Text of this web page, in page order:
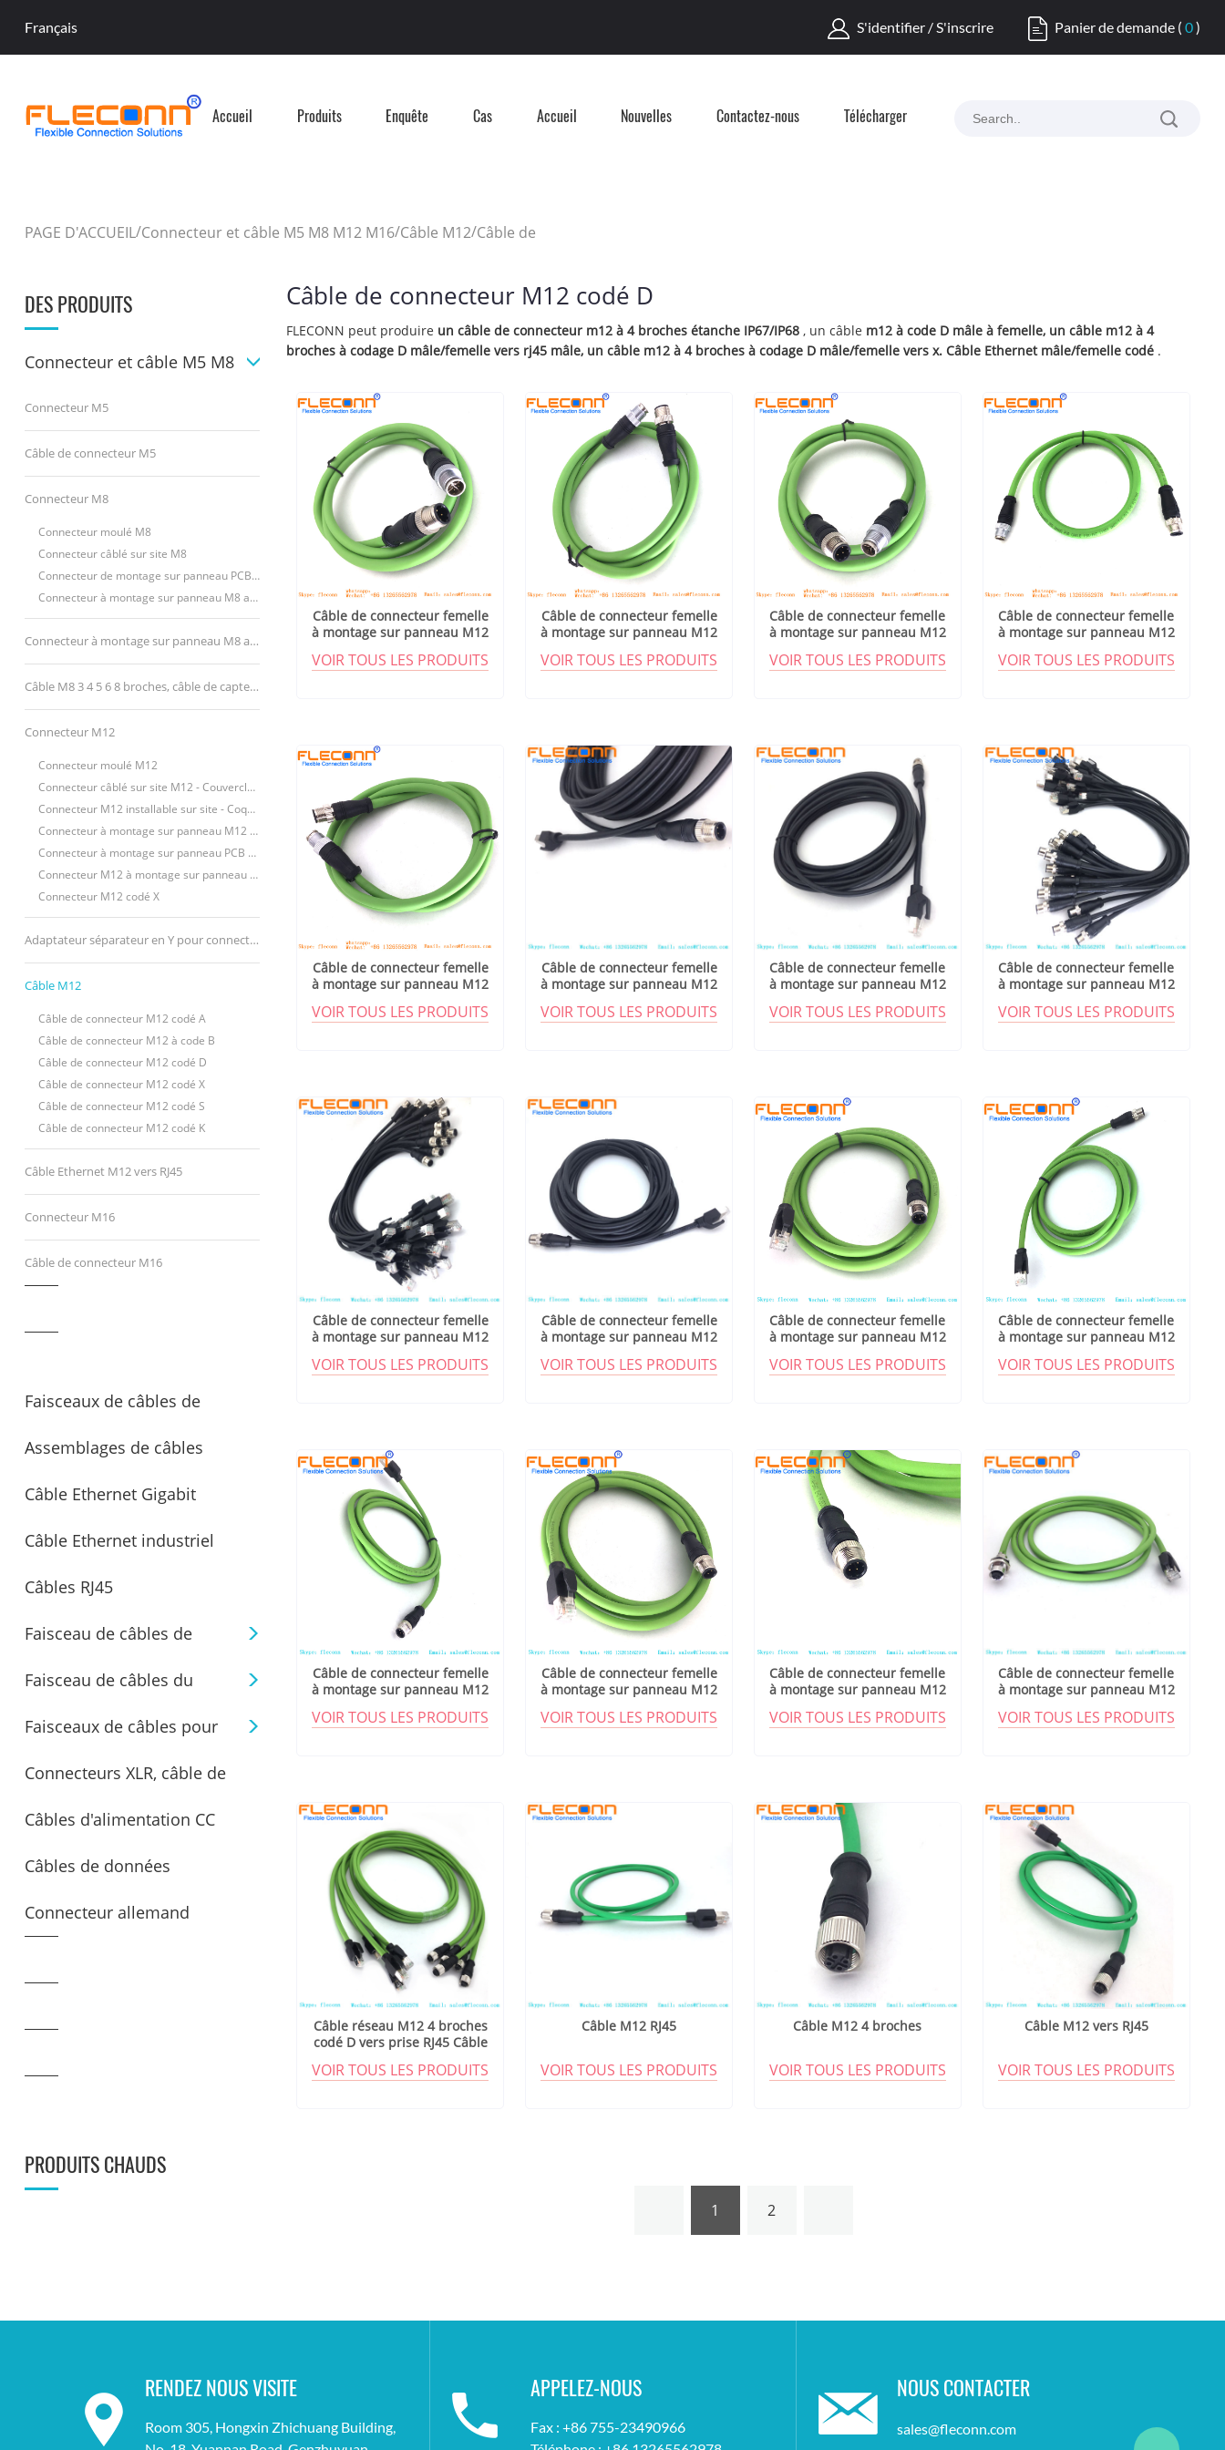
Français S'identifier / S'inscrire Panier de demande (0)
Accueil Produits Enquête Cas Accueil Nouvelles Contactez-nous Télécharger
PAGE D'ACCUEIL/Connecteur et câble M5 M8 M12 M16/Câble M12/Câble de
DES PRODUITS
Connecteur et câble M5 M8
M12 M16
Connecteur M5
Câble de connecteur M5
Connecteur M8
Connecteur moulé M8
Connecteur câblé sur site M8
Connecteur de montage sur panneau PCB M8
Connecteur à montage sur panneau M8 avec bornes à coupelle à souder
Connecteur à montage sur panneau M8 avec câble
Câble M8 3 4 5 6 8 broches, câble de capteur M8
Connecteur M12
Connecteur moulé M12
Connecteur câblé sur site M12 - Couvercle en plastique
Connecteur M12 installable sur site - Coque métallique
Connecteur à montage sur panneau M12 - Fil à souder
Connecteur à montage sur panneau PCB M12 - Droit
Connecteur M12 à montage sur panneau PCB - Broches à 90 degrés
Connecteur M12 codé X
Adaptateur séparateur en Y pour connecteur en T M12
Câble M12
Câble de connecteur M12 codé A
Câble de connecteur M12 à code B
Câble de connecteur M12 codé D
Câble de connecteur M12 codé X
Câble de connecteur M12 codé S
Câble de connecteur M12 codé K
Câble Ethernet M12 vers RJ45
Connecteur M16
Câble de connecteur M16
Faisceaux de câbles de
connecteur surmoulés
Assemblages de câbles
personnalisés
Câble Ethernet Gigabit
Câble Ethernet industriel
Câbles RJ45
Faisceau de câbles de
connecteur Molex
Faisceau de câbles du
connecteur JST
Faisceaux de câbles pour
connecteurs TE/AMP
Connecteurs XLR, câble de
connecteur mini XLR mâle et
femelle
Câbles d'alimentation CC
Câbles de données
Connecteur allemand
PRODUITS CHAUDS
Câble de connecteur M12 codé D
FLECONN peut produire un câble de connecteur m12 à 4 broches étanche IP67/IP68, un câble m12 à code D mâle à femelle, un câble m12 à 4
broches à codage D mâle/femelle vers rj45 mâle, un câble m12 à 4 broches à codage D mâle/femelle vers x. Câble Ethernet mâle/femelle codé.
Câble de connecteur femelle
à montage sur panneau M12
VOIR TOUS LES PRODUITS
Câble de connecteur femelle
à montage sur panneau M12
VOIR TOUS LES PRODUITS
Câble de connecteur femelle
à montage sur panneau M12
VOIR TOUS LES PRODUITS
Câble de connecteur femelle
à montage sur panneau M12
VOIR TOUS LES PRODUITS
Câble de connecteur femelle
à montage sur panneau M12
VOIR TOUS LES PRODUITS
Câble de connecteur femelle
à montage sur panneau M12
VOIR TOUS LES PRODUITS
Câble de connecteur femelle
à montage sur panneau M12
VOIR TOUS LES PRODUITS
Câble de connecteur femelle
à montage sur panneau M12
VOIR TOUS LES PRODUITS
Câble de connecteur femelle
à montage sur panneau M12
VOIR TOUS LES PRODUITS
Câble de connecteur femelle
à montage sur panneau M12
VOIR TOUS LES PRODUITS
Câble de connecteur femelle
à montage sur panneau M12
VOIR TOUS LES PRODUITS
Câble de connecteur femelle
à montage sur panneau M12
VOIR TOUS LES PRODUITS
Câble de connecteur femelle
à montage sur panneau M12
VOIR TOUS LES PRODUITS
Câble de connecteur femelle
à montage sur panneau M12
VOIR TOUS LES PRODUITS
Câble de connecteur femelle
à montage sur panneau M12
VOIR TOUS LES PRODUITS
Câble de connecteur femelle
à montage sur panneau M12
VOIR TOUS LES PRODUITS
Câble réseau M12 4 broches
codé D vers prise RJ45 Câble
VOIR TOUS LES PRODUITS
Câble M12 RJ45
VOIR TOUS LES PRODUITS
Câble M12 4 broches
VOIR TOUS LES PRODUITS
Câble M12 vers RJ45
VOIR TOUS LES PRODUITS
1 2
RENDEZ NOUS VISITE
Room 305, Hongxin Zhichuang Building,
APPELEZ-NOUS
Fax : +86 755-23490966
NOUS CONTACTER
sales@fleconn.com